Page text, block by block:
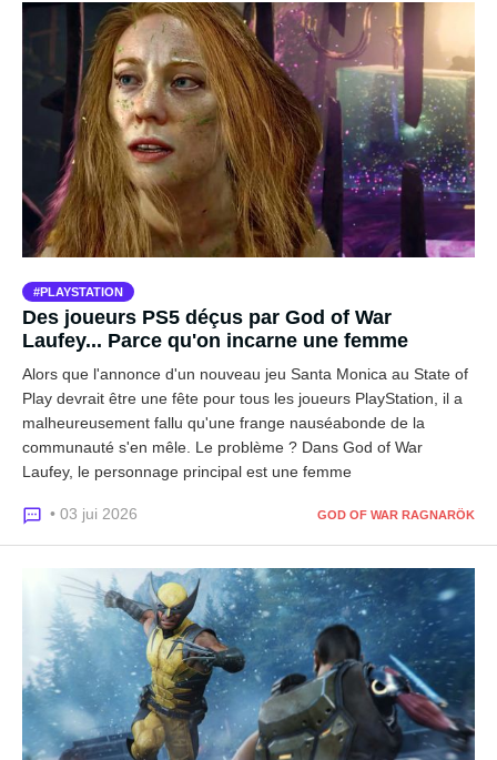
PLAYSTATION
Des joueurs PS5 déçus par God of War
Laufey... Parce qu'on incarne une femme
Alors que l'annonce d'un nouveau jeu Santa Monica au State of
Play devrait être une fête pour tous les joueurs PlayStation, il a
malheureusement fallu qu'une frange nauséabonde de la
communauté s'en mêle. Le problème ? Dans God of War
Laufey, le personnage principal est une femme
• 03 jui 2026 GOD OF WAR RAGNARÖK